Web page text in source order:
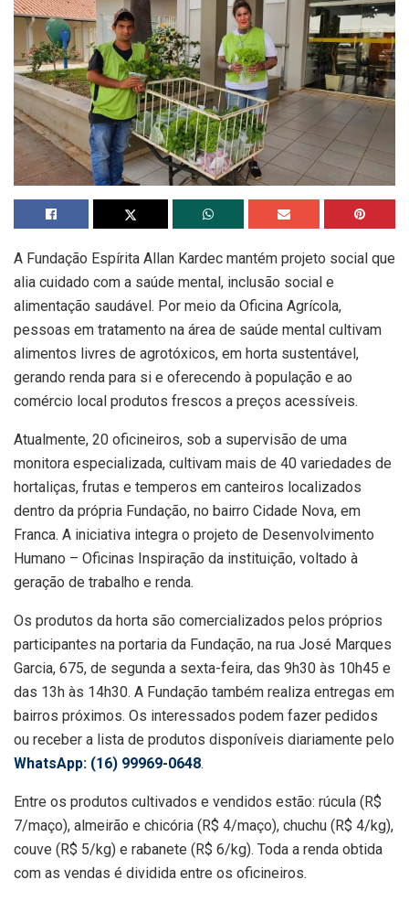
A Fundação Espírita Allan Kardec mantém projeto social que
alia cuidado com a saúde mental, inclusão social e
alimentação saudável. Por meio da Oficina Agrícola,
pessoas em tratamento na área de saúde mental cultivam
alimentos livres de agrotóxicos, em horta sustentável,
gerando renda para si e oferecendo à população e ao
comércio local produtos frescos a preços acessíveis.
Atualmente, 20 oficineiros, sob a supervisão de uma
monitora especializada, cultivam mais de 40 variedades de
hortaliças, frutas e temperos em canteiros localizados
dentro da própria Fundação, no bairro Cidade Nova, em
Franca. A iniciativa integra o projeto de Desenvolvimento
Humano – Oficinas Inspiração da instituição, voltado à
geração de trabalho e renda.
Os produtos da horta são comercializados pelos próprios
participantes na portaria da Fundação, na rua José Marques
Garcia, 675, de segunda a sexta-feira, das 9h30 às 10h45 e
das 13h às 14h30. A Fundação também realiza entregas em
bairros próximos. Os interessados podem fazer pedidos
ou receber a lista de produtos disponíveis diariamente pelo
WhatsApp: (16) 99969-0648.
Entre os produtos cultivados e vendidos estão: rúcula (R$
7/maço), almeirão e chicória (R$ 4/maço), chuchu (R$ 4/kg),
couve (R$ 5/kg) e rabanete (R$ 6/kg). Toda a renda obtida
com as vendas é dividida entre os oficineiros.